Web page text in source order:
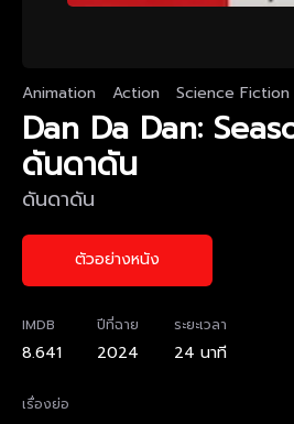
Animation Action Science Fiction
Dan Da Dan:
ดันดาดัน
ดันดาดัน
ตัวอย่างหนัง
IMDB
8.641
ปีที่ฉาย
2024
ระยะเวลา
24 นาที
เรื่องย่อ